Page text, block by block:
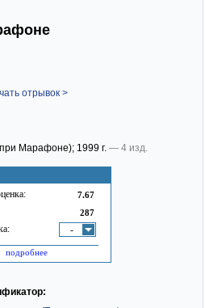
7.67
287
-
подробнее
отрывок >
Марафоне); 1999 г. — 4 изд.